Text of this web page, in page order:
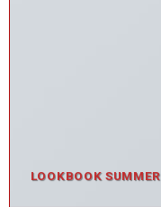
LOOKBOOK SUMMER